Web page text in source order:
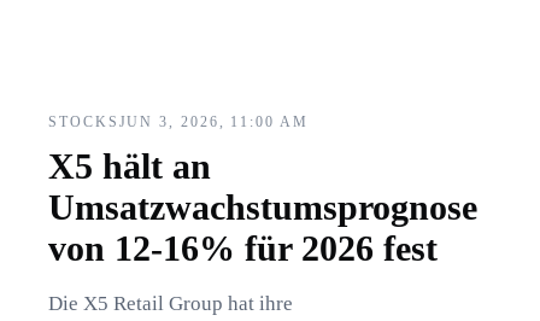
STOCKS JUN 3, 2026, 11:00 AM
X5 hält an
Umsatzwachstumsprognose
von 12-16% für 2026 fest
Die X5 Retail Group hat ihre